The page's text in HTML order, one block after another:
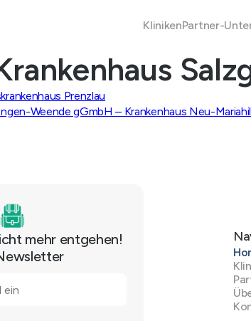
KlinikenPartner-
Prenzlau
Weende gGmbH – Krankenhaus Neu-
mehr entgehen!